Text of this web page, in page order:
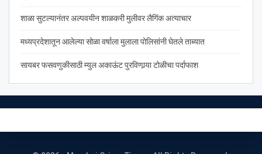
शाळा सुटल्यानंतर अल्पवयीन शाळकरी मुलीवर लैगिंक अत्याचार
मध्यप्रदेशातून आलेल्या सोळा वर्षाला मुलाला पोलिसांनी घेतले ताब्यात
सायबर फसवणुकीसाठी म्युल अकाऊंट पुरविणार्‍या टोळीचा पर्दाफाश